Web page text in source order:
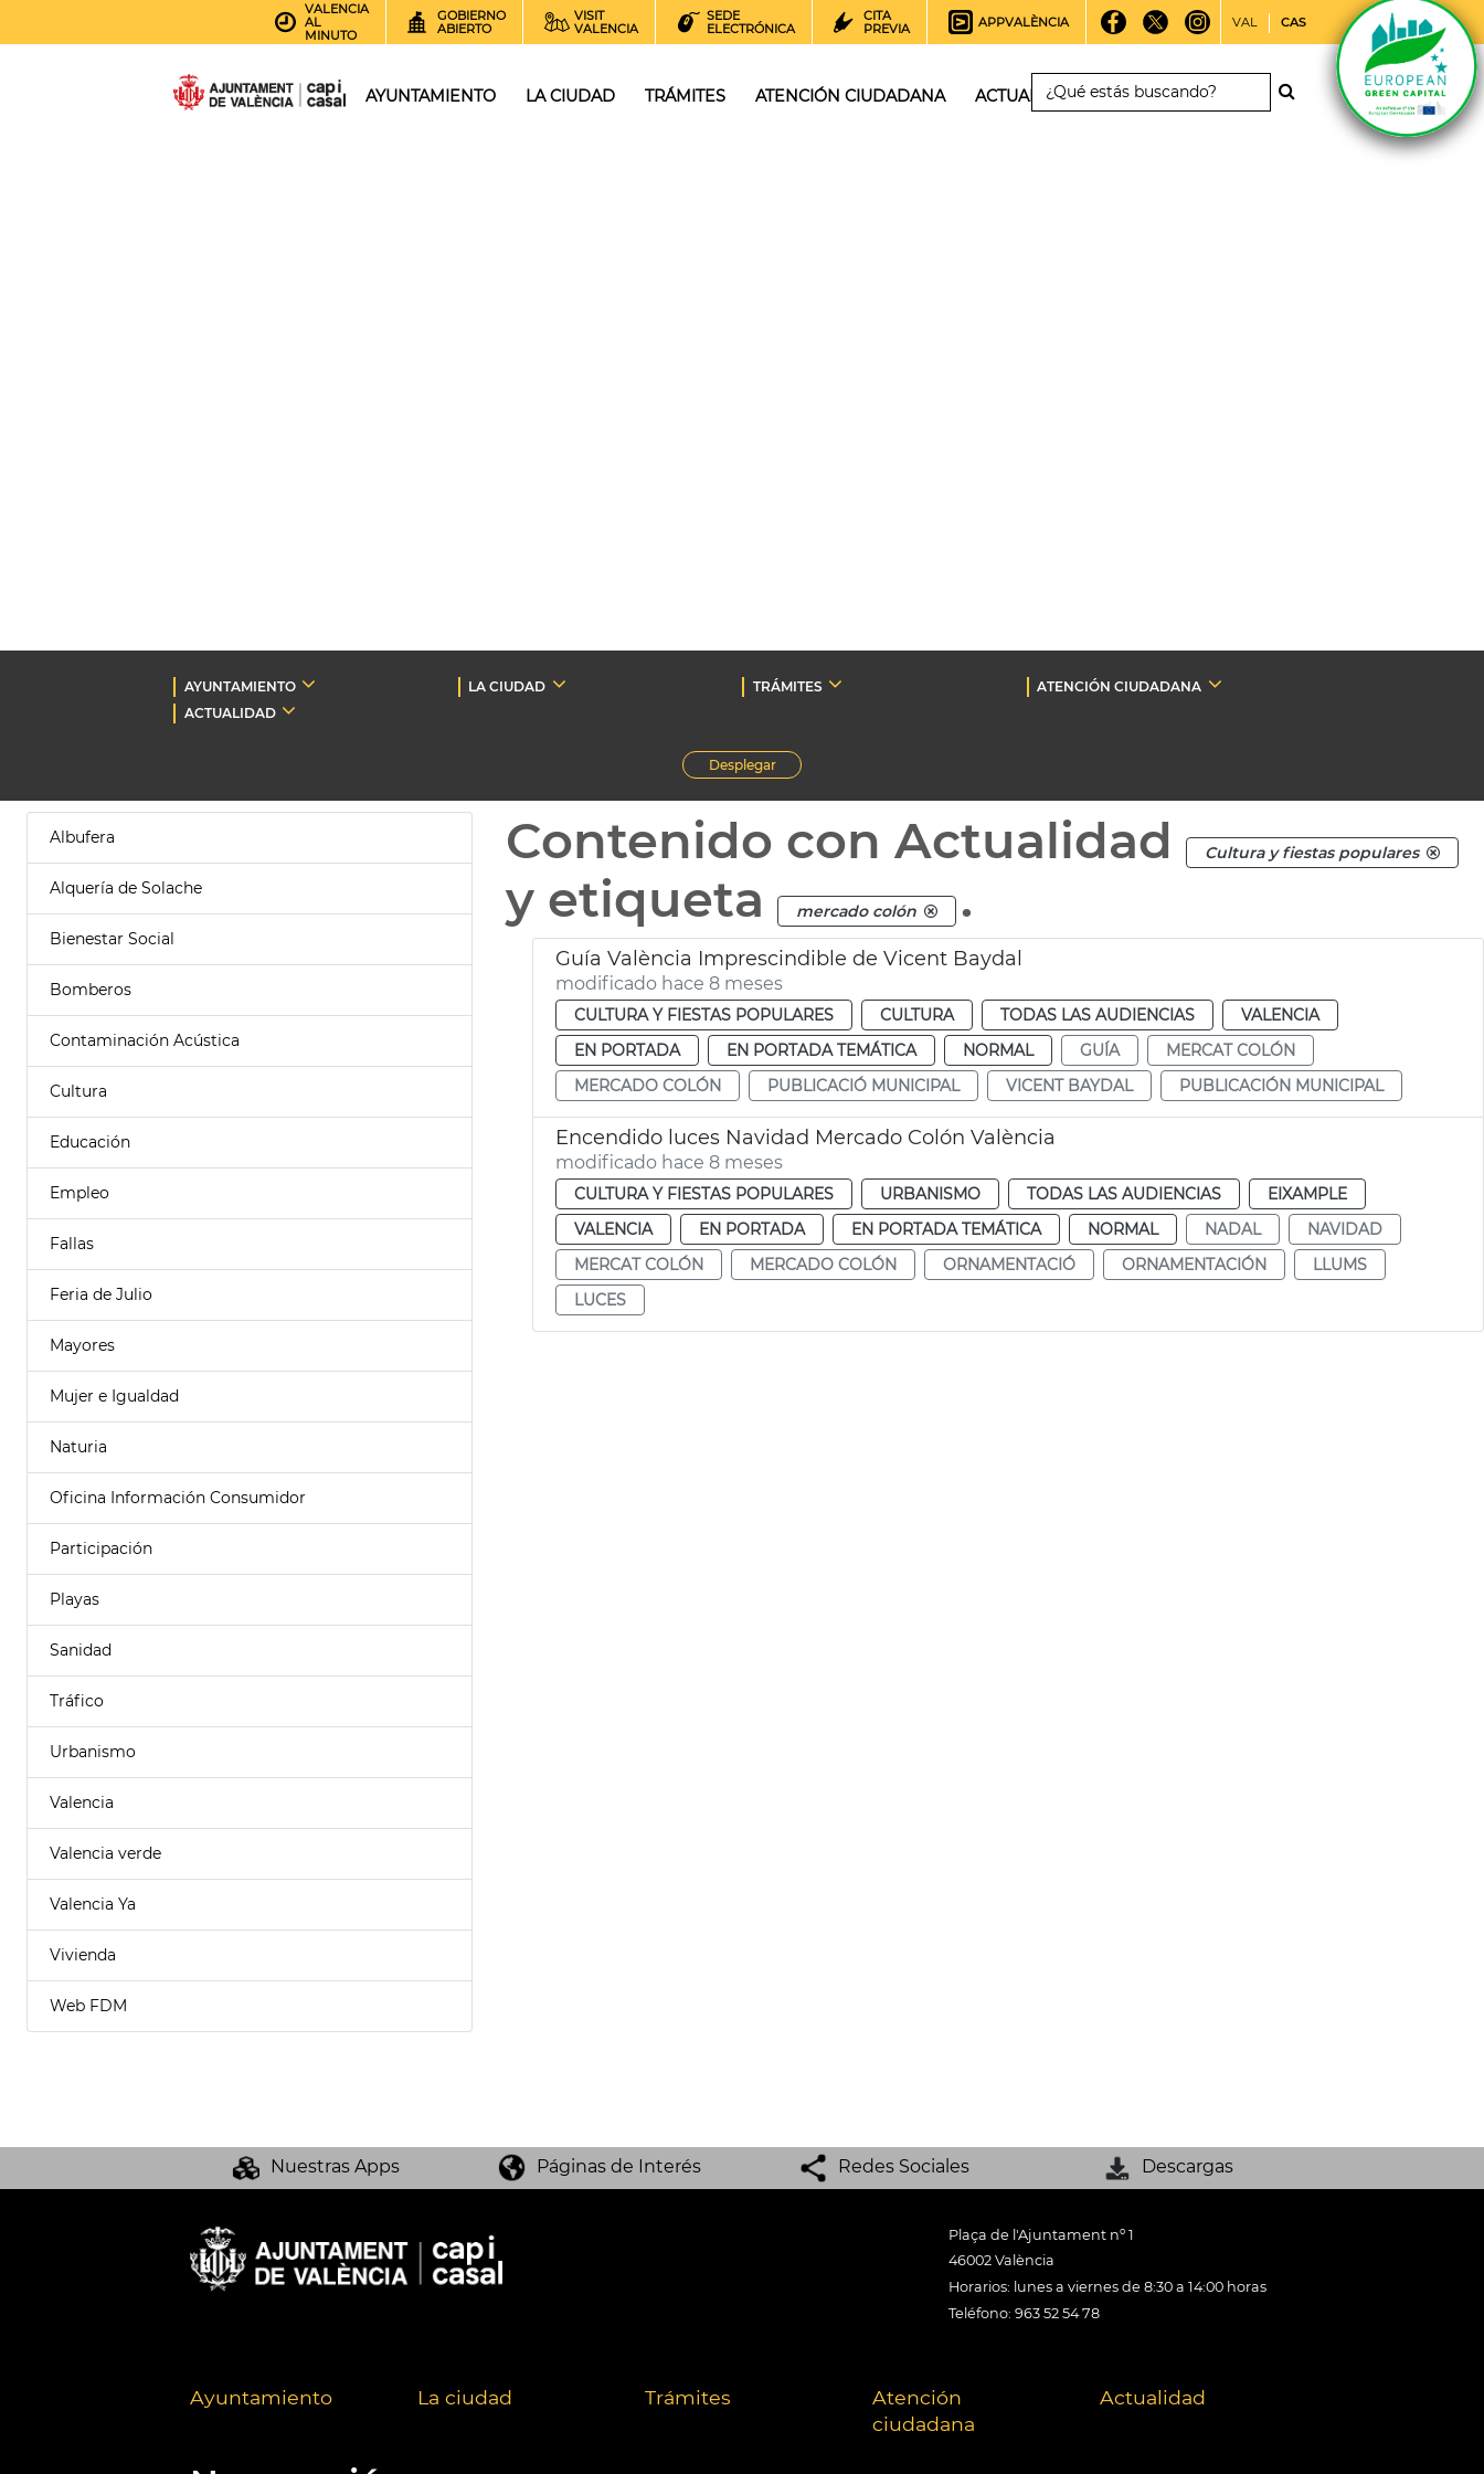
VALENCIA
AL
MINUTO
GOBIERNO
ABIERTO
VISIT
VALENCIA
SEDE
ELECTRÓNICA
CITA
PREVIA
APPVALÈNCIA VAL CAS
AYUNTAMIENTO LA CIUDAD TRÁMITES ATENCIÓN CIUDADANA ACTUALIDAD
AYUNTAMIENTO LA CIUDAD TRÁMITES
ATENCIÓN CIUDADANA
ACTUALIDAD
Desplegar
Albufera
Alquería de Solache
Bienestar Social
Bomberos
Contaminación Acústica
Cultura
Educación
Empleo
Fallas
Feria de Julio
Mayores
Mujer e Igualdad
Naturia
Oficina Información Consumidor
Participación
Playas
Sanidad
Tráfico
Urbanismo
Valencia
Valencia verde
Valencia Ya
Vivienda
Web FDM
Contenido con Actualidad Cultura y fiestas populares
y etiqueta mercado colón .
Guía València Imprescindible de Vicent Baydal
modificado hace 8 meses
CULTURA Y FIESTAS POPULARES CULTURA TODAS LAS AUDIENCIAS
VALENCIA
EN PORTADA
EN PORTADA TEMÁTICA NORMAL GUÍA
MERCAT COLÓN
MERCADO COLÓN
PUBLICACIÓ MUNICIPAL VICENT BAYDAL PUBLICACIÓN MUNICIPAL
Encendido luces Navidad Mercado Colón València
modificado hace 8 meses
CULTURA Y FIESTAS POPULARES URBANISMO TODAS LAS AUDIENCIAS
EIXAMPLE
VALENCIA
EN PORTADA EN PORTADA TEMÁTICA NORMAL NADAL
NAVIDAD
MERCAT COLÓN
MERCADO COLÓN ORNAMENTACIÓ ORNAMENTACIÓN
LLUMS
LUCES
Nuestras Apps Páginas de Interés Redes Sociales Descargas
Plaça de l'Ajuntament nº 1
46002 València
Horarios: lunes a viernes de 8:30 a 14:00 horas
Teléfono: 963 52 54 78
Ayuntamiento La ciudad Trámites
Atención
ciudadana
Actualidad